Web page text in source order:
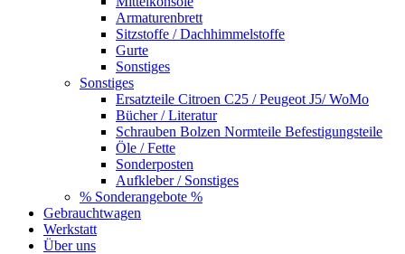
Armaturenbrett
Sitzstoffe / Dachhimmelstoffe
Gurte
Sonstiges
Sonstiges
Ersatzteile Citroen C25 / Peugeot J5/ WoMo
Bücher / Literatur
Schrauben Bolzen Normteile Befestigungsteile
Öle / Fette
Sonderposten
Aufkleber / Sonstiges
% Sonderangebote %
Gebrauchtwagen
Werkstatt
Über uns